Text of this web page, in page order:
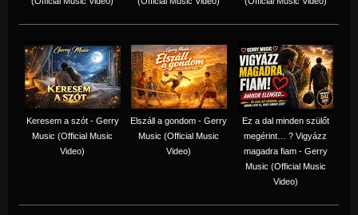
Keresem a szót - Gerry
Music (Official Music
Video)
Elszáll a gondom - Gerry
Music (Official Music
Video)
Ez a dal minden szülőt
megérint… ? Vigyázz
magadra fiam - Gerry
Music (Official Music
Video)